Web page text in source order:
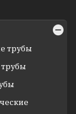
трубы